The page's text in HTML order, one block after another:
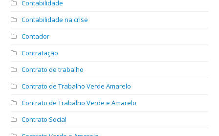
Contabilidade
Contabilidade na crise
Contador
Contratação
Contrato de trabalho
Contrato de Trabalho Verde Amarelo
Contrato de Trabalho Verde e Amarelo
Contrato Social